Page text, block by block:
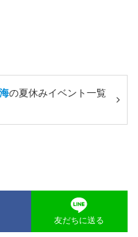
の夏休みイベント一覧
友だちに送る